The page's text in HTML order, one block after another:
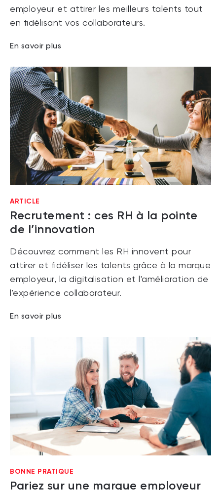
employeur et attirer les meilleurs talents tout
en fidélisant vos collaborateurs.
En savoir plus
ARTICLE
Recrutement : ces RH à la pointe
de l’innovation
Découvrez comment les RH innovent pour
attirer et fidéliser les talents grâce à la marque
employeur, la digitalisation et l'amélioration de
l'expérience collaborateur.
En savoir plus
BONNE PRATIQUE
Pariez sur une marque employeur